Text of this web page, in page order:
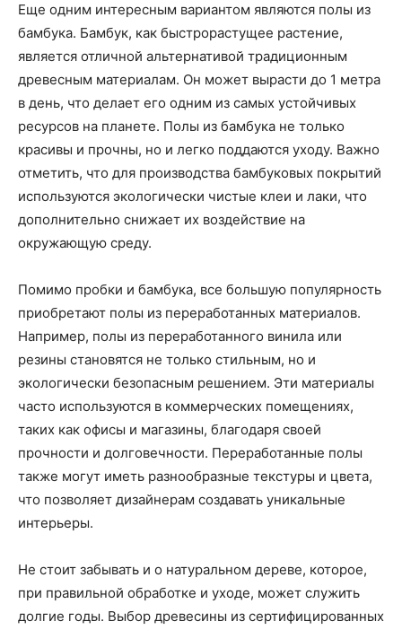
Еще одним интересным вариантом являются полы из
бамбука. Бамбук, как быстрорастущее растение,
является отличной альтернативой традиционным
древесным материалам. Он может вырасти до 1 метра
в день, что делает его одним из самых устойчивых
ресурсов на планете. Полы из бамбука не только
красивы и прочны, но и легко поддаются уходу. Важно
отметить, что для производства бамбуковых покрытий
используются экологически чистые клеи и лаки, что
дополнительно снижает их воздействие на
окружающую среду.
Помимо пробки и бамбука, все большую популярность
приобретают полы из переработанных материалов.
Например, полы из переработанного винила или
резины становятся не только стильным, но и
экологически безопасным решением. Эти материалы
часто используются в коммерческих помещениях,
таких как офисы и магазины, благодаря своей
прочности и долговечности. Переработанные полы
также могут иметь разнообразные текстуры и цвета,
что позволяет дизайнерам создавать уникальные
интерьеры.
Не стоит забывать и о натуральном дереве, которое,
при правильной обработке и уходе, может служить
долгие годы. Выбор древесины из сертифицированных